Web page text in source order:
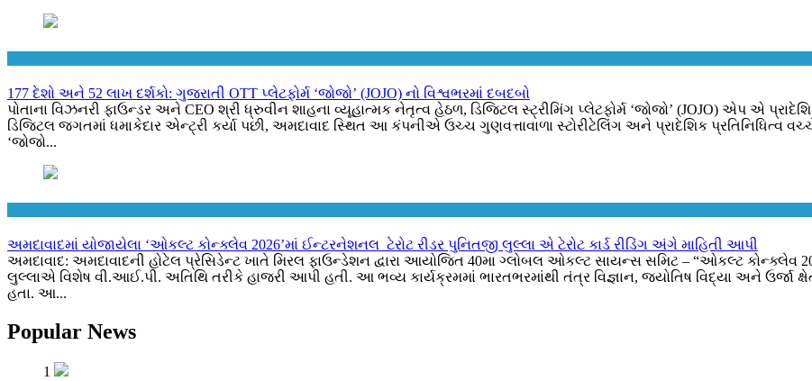
177 દેશો અને 52 લાખ દર્શકો: ગુજરાતી OTT પ્લેટફોર્મ ‘જોજો’ (JOJO) નો વિશ્વભરમાં દબદબો
પોતાના વિઝનરી ફાઉન્ડર અને CEO શ્રી ધ્રુવીન શાહના વ્યૂહાત્મક નેતૃત્વ હેઠળ, ડિજિટલ સ્ટ્રીમિંગ પ્લેટફોર્મ ‘જોજો’ (JOJO) એપ એ
ડિજિટલ જગતમાં ધમાકેદાર એન્ટ્રી કર્યા પછી, અમદાવાદ સ્થિત આ કંપનીએ ઉચ્ચ ગુણવત્તાવાળા સ્ટોરીટેલિંગ અને પ્રાદેશિક પ્રતિનિધિત્વ
‘જોજો...
અમદાવાદમાં યોજાયેલા ‘ઓકલ્ટ કોન્ક્લેવ 2026’માં ઈન્ટરનેશનલ ટેરોટ રીડર પુનિતજી લુલ્લા એ ટેરોટ કાર્ડ રીડિંગ અંગે માહિતી આપી
અમદાવાદ: અમદાવાદની હોટેલ પ્રેસિડેન્ટ ખાતે મિરલ ફાઉન્ડેશન દ્વારા આયોજિત 40મા ગ્લોબલ ઓકલ્ટ સાયન્સ સમિટ – “ઓકલ્ટ કોન્ક્લેવ
લુલ્લાએ વિશેષ વી.આઈ.પી. અતિથિ તરીકે હાજરી આપી હતી. આ ભવ્ય કાર્યક્રમમાં ભારતભરમાંથી તંત્ર વિજ્ઞાન, જ્યોતિષ વિદ્યા અને ઉર્જા
હતા. આ...
Popular News
1